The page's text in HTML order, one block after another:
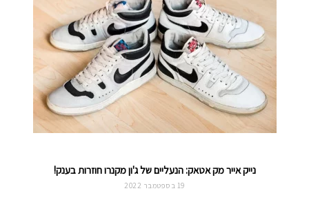
נייק אייר מק אטאק: הנעליים של ג'ון מקנרו חוזרות בענק!
19 בספטמבר 2022